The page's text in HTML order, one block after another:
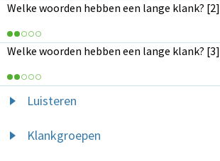
Welke woorden hebben een lange klank? [2]
Welke woorden hebben een lange klank? [3]
Luisteren
Klankgroepen